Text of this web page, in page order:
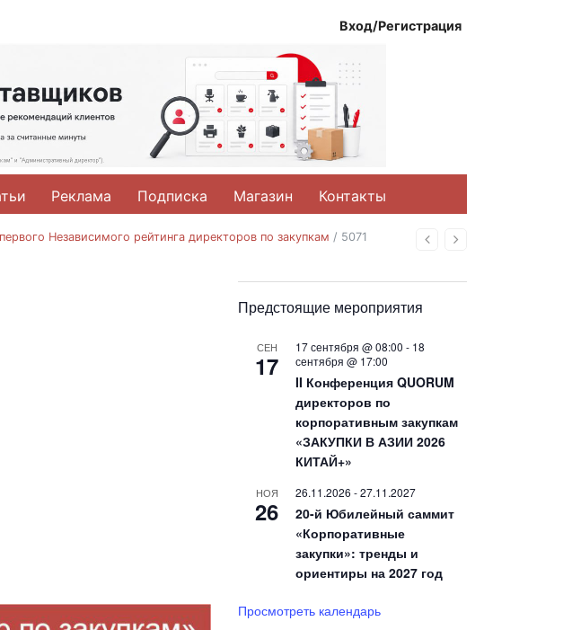
Вход/Регистрация
Реклама Подписка Магазин Контакты
НазадВперед
Независимого рейтинга директоров по закупкам / 5071
Предстоящие мероприятия
СЕН
17
17 сентября @ 08:00 - 18
сентября @ 17:00
II Конференция QUORUM
директоров по
корпоративным закупкам
«ЗАКУПКИ В АЗИИ 2026
КИТАЙ+»
НОЯ
26
26.11.2026 -27.11.2027
20-й Юбилейный саммит
«Корпоративные
закупки»: тренды и
ориентиры на 2027 год
Просмотреть календарь